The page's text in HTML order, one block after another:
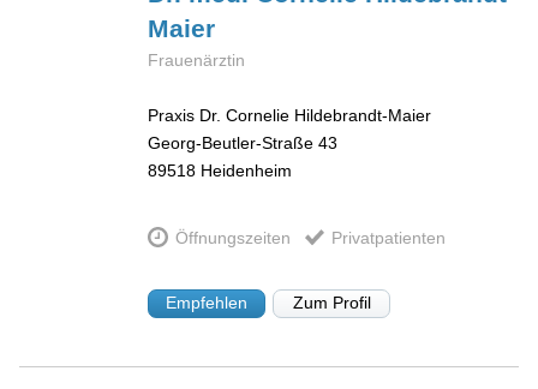
Maier
Frauenärztin
Praxis Dr. Cornelie Hildebrandt-Maier
Georg-Beutler-Straße 43
89518 Heidenheim
Öffnungszeiten Privatpatienten
Empfehlen Zum Profil